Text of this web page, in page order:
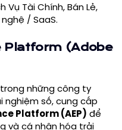
Vụ Tài Chính, Bán Lẻ,
/ SaaS.
Platform (Adobe
những công ty
nghiệm số, cung cấp
Platform (AEP) để
và cá nhân hóa trải